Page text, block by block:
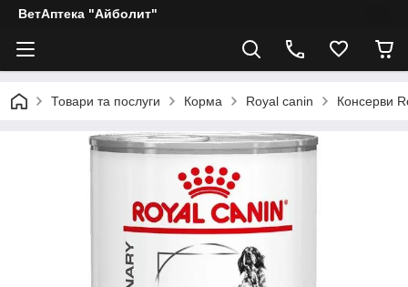
ВетАптека "Айболит"
Товари та послуги Корма Royal canin Консерви